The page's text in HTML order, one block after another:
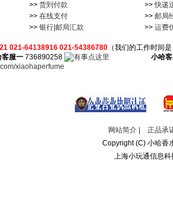
>> 货到付款
>> 在线支付
>> 银行|邮局汇款
>>快递
>> 邮局
>> 运费
021-64138916 021-54386780 （我们的工作时间
客服一 736890258
小哈
xiaohaperfume
网站简介
正品承
Copyright (C) 小哈香
上海小玩通信息